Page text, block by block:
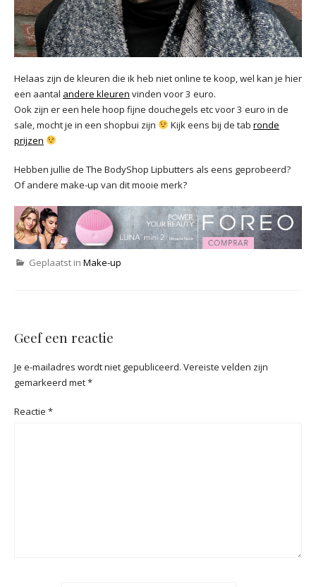
Helaas zijn de kleuren die ik heb niet online te koop, wel kan je hier
een aantal andere kleuren vinden voor 3 euro.
Ook zijn er een hele hoop fijne douchegels etc voor 3 euro in de
sale, mocht je in een shopbui zijn
Kijk eens bij de tab ronde
prijzen
Hebben jullie de The BodyShop Lipbutters als eens geprobeerd?
Of andere make-up van dit mooie merk?
Geplaatst in Make-up
Geef een reactie
Je e-mailadres wordt niet gepubliceerd. Vereiste velden zijn
gemarkeerd met*
Reactie *